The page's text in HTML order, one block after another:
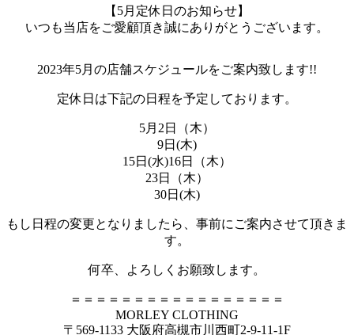
【5月定休日のお知らせ】
いつも当店をご愛顧頂き誠にありがとうございます。
2023年5月の店舗スケジュールをご案内致します!!
定休日は下記の日程を予定しております。
5月2日（木）
9日(木)
15日(水)16日（木）
23日（木）
30日(木)
もし日程の変更となりましたら、事前にご案内させて頂きま
す。
何卒、よろしくお願致します。
＝＝＝＝＝＝＝＝＝＝＝＝＝＝＝＝＝
MORLEY CLOTHING
〒569-1133 大阪府高槻市川西町2-9-11-1F